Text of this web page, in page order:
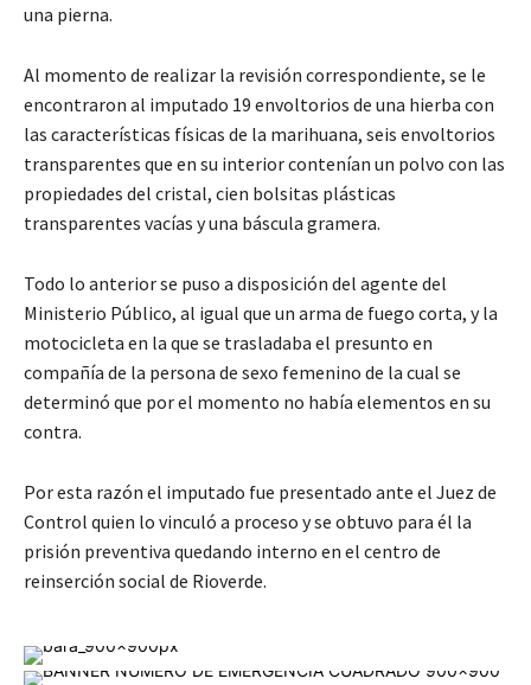
una pierna.
Al momento de realizar la revisión correspondiente, se le
encontraron al imputado 19 envoltorios de una hierba con
las características físicas de la marihuana, seis envoltorios
transparentes que en su interior contenían un polvo con las
propiedades del cristal, cien bolsitas plásticas
transparentes vacías y una báscula gramera.
Todo lo anterior se puso a disposición del agente del
Ministerio Público, al igual que un arma de fuego corta, y la
motocicleta en la que se trasladaba el presunto en
compañía de la persona de sexo femenino de la cual se
determinó que por el momento no había elementos en su
contra.
Por esta razón el imputado fue presentado ante el Juez de
Control quien lo vinculó a proceso y se obtuvo para él la
prisión preventiva quedando interno en el centro de
reinserción social de Rioverde.